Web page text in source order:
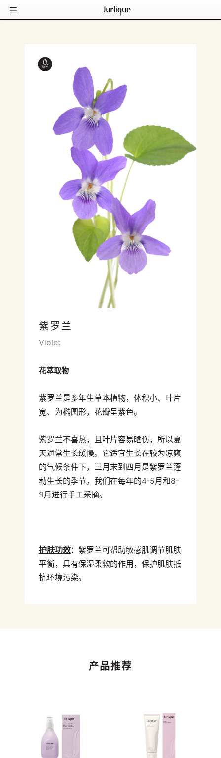
紫罗兰
Violet
花萃取物
紫罗兰是多年生草本植物，体积小、叶片
宽、为椭圆形，花瓣呈紫色。
紫罗兰不喜热，且叶片容易晒伤，所以夏
天通常生长缓慢。它适宜生长在较为凉爽
的气候条件下，三月末到四月是紫罗兰蓬
勃生长的季节。我们在每年的4-5月和8-
9月进行手工采摘。
护肤功效：紫罗兰可帮助敏感肌调节肌肤
平衡，具有保湿柔软的作用，保护肌肤抵
抗环境污染。
产品推荐